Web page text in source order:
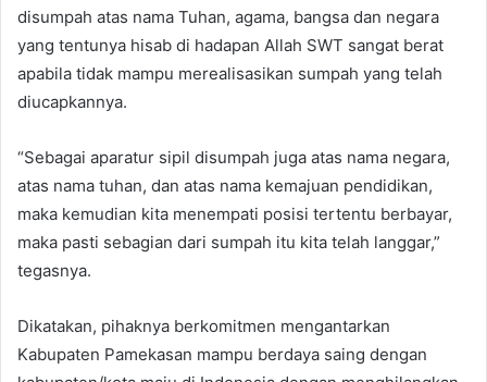
disumpah atas nama Tuhan, agama, bangsa dan negara
yang tentunya hisab di hadapan Allah SWT sangat berat
apabila tidak mampu merealisasikan sumpah yang telah
diucapkannya.
“Sebagai aparatur sipil disumpah juga atas nama negara,
atas nama tuhan, dan atas nama kemajuan pendidikan,
maka kemudian kita menempati posisi tertentu berbayar,
maka pasti sebagian dari sumpah itu kita telah langgar,”
tegasnya.
Dikatakan, pihaknya berkomitmen mengantarkan
Kabupaten Pamekasan mampu berdaya saing dengan